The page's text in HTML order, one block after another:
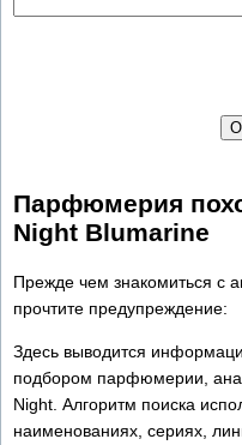
Парфюмерия
Night Blumarine
Прежде чем знакомиться с
прочтите предупреждение:
Здесь выводится
подбором парфюмерии,
Night. Алгоритм поиска
наименованиях, сериях,